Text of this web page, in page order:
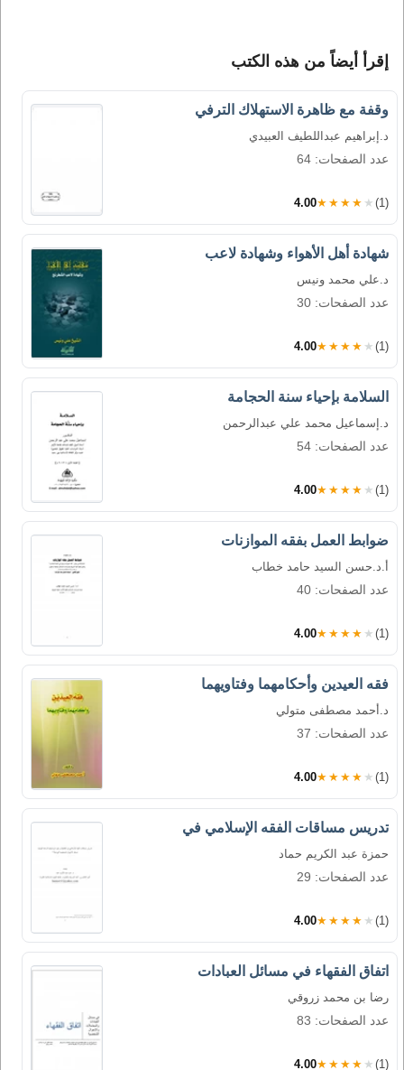
إقرأ أيضاً من هذه الكتب
وقفة مع ظاهرة الاستهلاك الترفي
د.إبراهيم عبداللطيف العبيدي
عدد الصفحات: 64
4.00★★★★★ (1)
شهادة أهل الأهواء وشهادة لاعب
د.علي محمد ونيس
عدد الصفحات: 30
4.00★★★★★ (1)
السلامة بإحياء سنة الحجامة
د.إسماعيل محمد علي عبدالرحمن
عدد الصفحات: 54
4.00★★★★★ (1)
ضوابط العمل بفقه الموازنات
أ.د.حسن السيد حامد خطاب
عدد الصفحات: 40
4.00★★★★★ (1)
فقه العيدين وأحكامهما وفتاويهما
د.أحمد مصطفى متولي
عدد الصفحات: 37
4.00★★★★★ (1)
تدريس مساقات الفقه الإسلامي في
حمزة عبد الكريم حماد
عدد الصفحات: 29
4.00★★★★★ (1)
اتفاق الفقهاء في مسائل العبادات
رضا بن محمد زروقي
عدد الصفحات: 83
4.00★★★★★ (1)